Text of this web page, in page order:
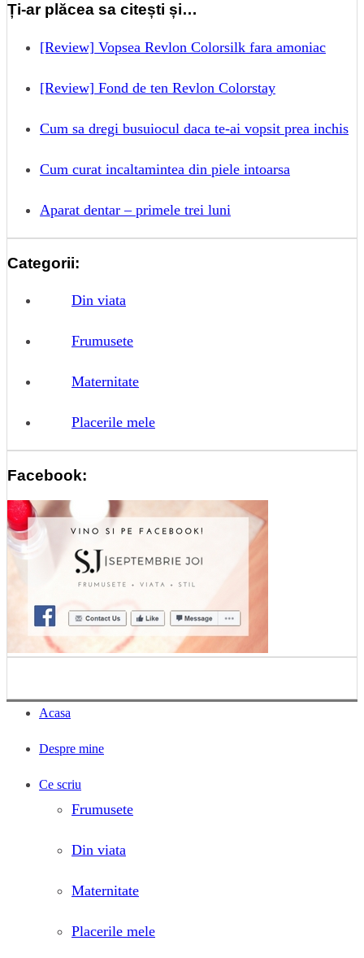
Ți-ar plăcea sa citești și…
[Review] Vopsea Revlon Colorsilk fara amoniac
[Review] Fond de ten Revlon Colorstay
Cum sa dregi busuiocul daca te-ai vopsit prea inchis
Cum curat incaltamintea din piele intoarsa
Aparat dentar – primele trei luni
Categorii:
Din viata
Frumusete
Maternitate
Placerile mele
Facebook:
Acasa
Despre mine
Ce scriu
Frumusete
Din viata
Maternitate
Placerile mele